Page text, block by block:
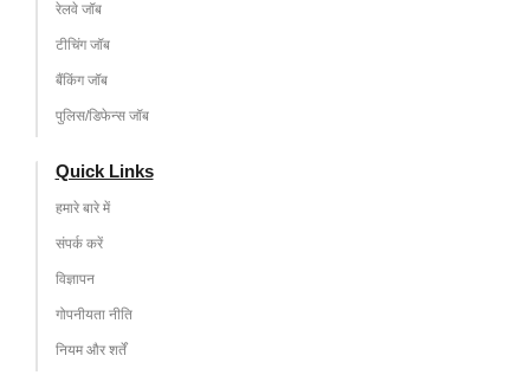
रेलवे जॉब
टीचिंग जॉब
बैंकिंग जॉब
पुलिस/डिफेन्स जॉब
Quick Links
हमारे बारे में
संपर्क करें
विज्ञापन
गोपनीयता नीति
नियम और शर्तें